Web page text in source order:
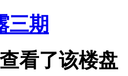
三期
看了该楼盘